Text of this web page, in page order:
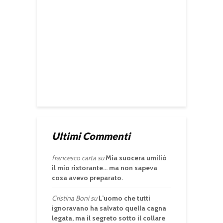
Ultimi Commenti
francesco cartasuMia suocera umiliò
il mio ristorante… ma non sapeva
cosa avevo preparato.
Cristina BonisuL’uomo che tutti
ignoravano ha salvato quella cagna
legata, ma il segreto sotto il collare